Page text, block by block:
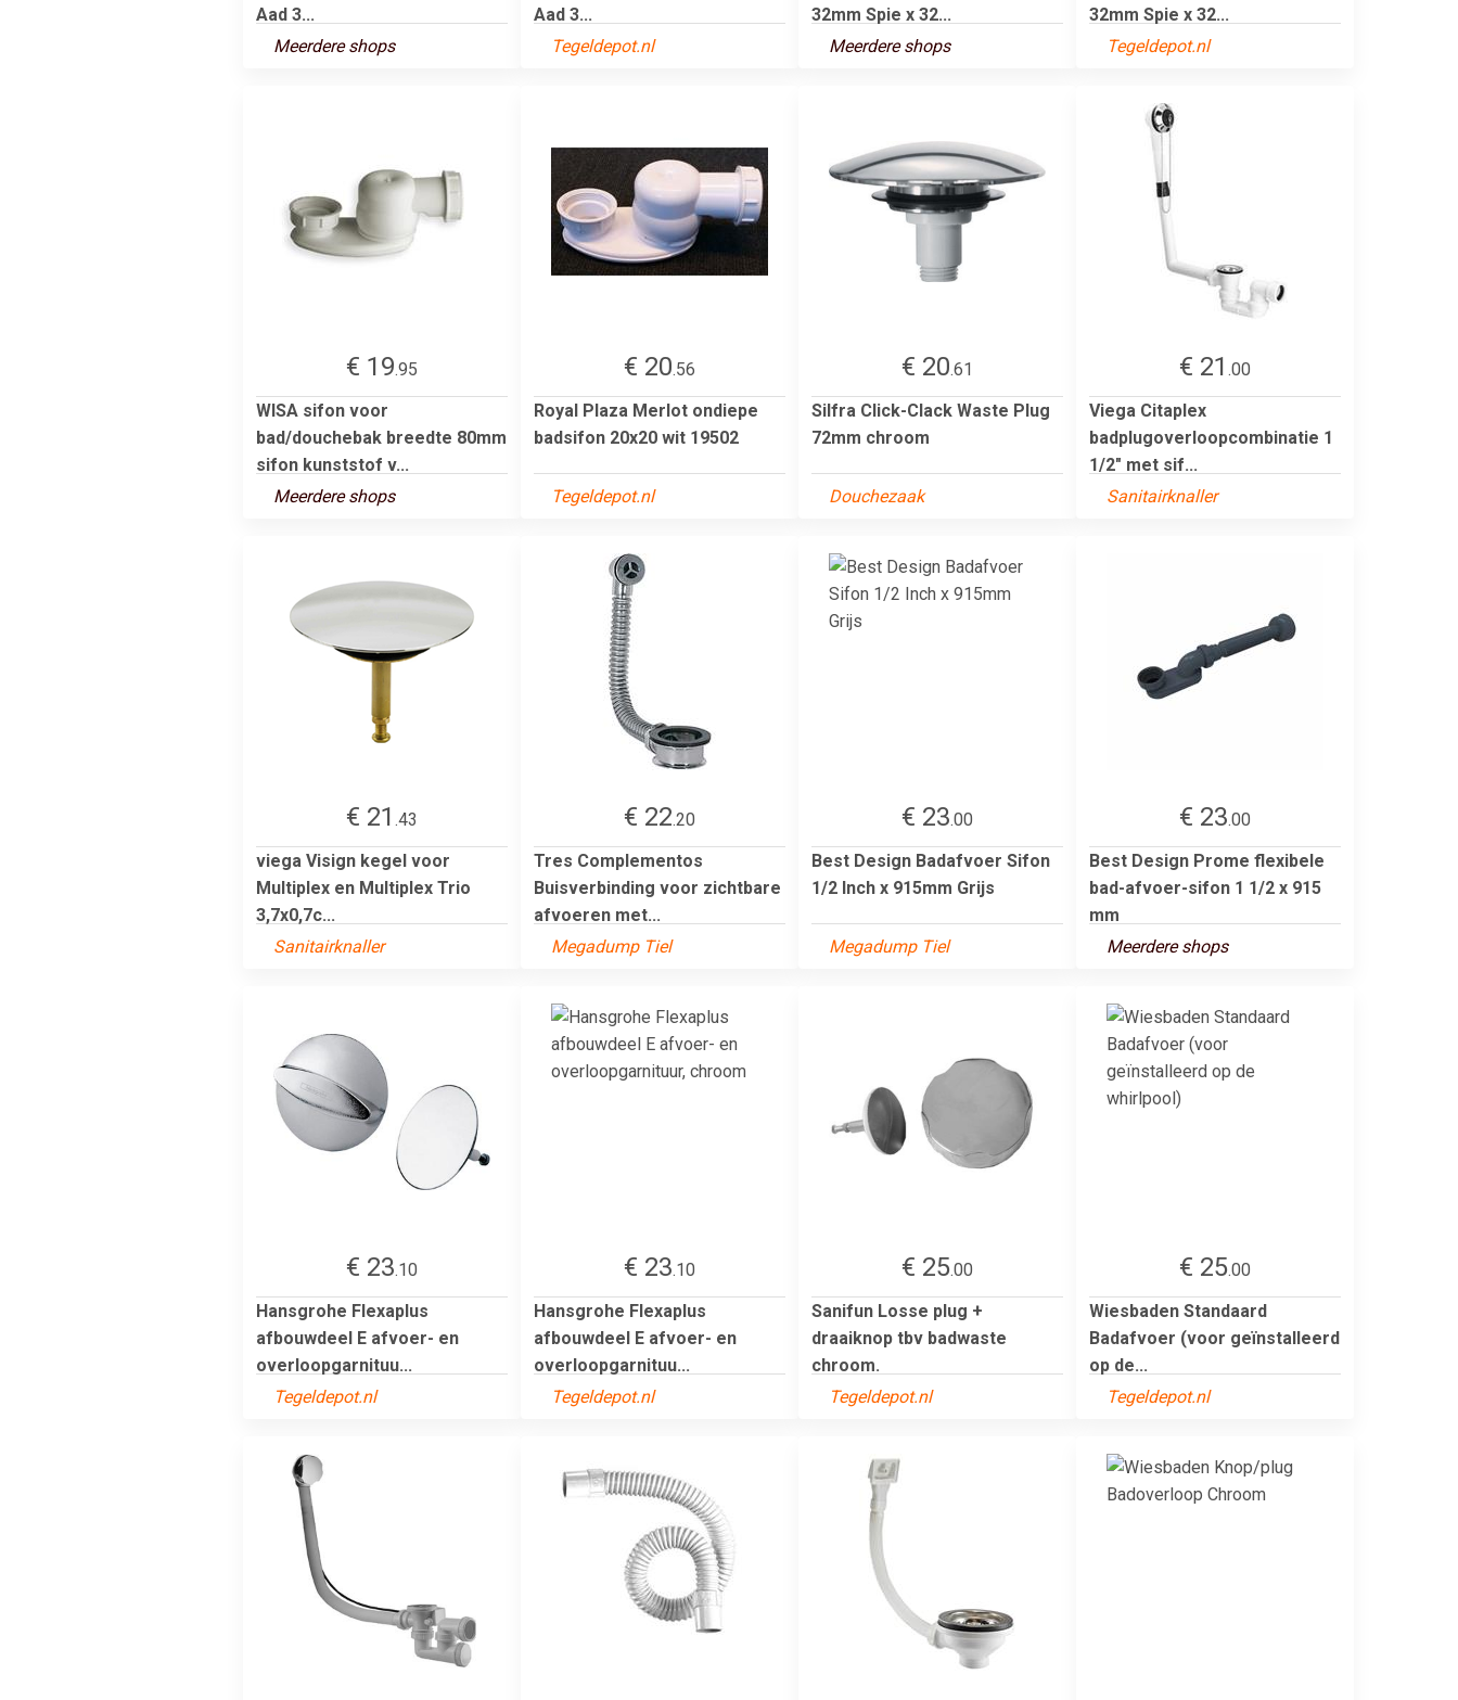
Aad 3...
Meerdere shops
Aad 3...
Tegeldepot.nl
32mm Spie x 32...
Meerdere shops
32mm Spie x 32...
Tegeldepot.nl
€ 19.95
WISA sifon voor
bad/douchebak breedte 80mm
sifon kunststof v...
Meerdere shops
€ 20.56
Royal Plaza Merlot ondiepe
badsifon 20x20 wit 19502
Tegeldepot.nl
€ 20.61
Silfra Click-Clack Waste Plug
72mm chroom
Douchezaak
€ 21 .00
Viega Citaplex
badplugoverloopcombinatie 1
1/2" met sif...
Sanitairknaller
€ 21 .43
viega Visign kegel voor
Multiplex en Multiplex Trio
3,7x0,7c...
Sanitairknaller
€ 22.20
Tres Complementos
Buisverbinding voor zichtbare
afvoeren met...
Megadump Tiel
€ 23.00
Best Design Badafvoer Sifon
1/2 Inch x 915mm Grijs
Megadump Tiel
€ 23.00
Best Design Prome flexibele
bad-afvoer-sifon 1 1/2 x 915
mm
Meerdere shops
€ 23.10
Hansgrohe Flexaplus
afbouwdeel E afvoer- en
overloopgarnituu...
Tegeldepot.nl
€ 23.10
Hansgrohe Flexaplus
afbouwdeel E afvoer- en
overloopgarnituu...
Tegeldepot.nl
€ 25.00
Sanifun Losse plug +
draaiknop tbv badwaste
chroom.
Tegeldepot.nl
€ 25.00
Wiesbaden Standaard
Badafvoer (voor geïnstalleerd
op de...
Tegeldepot.nl